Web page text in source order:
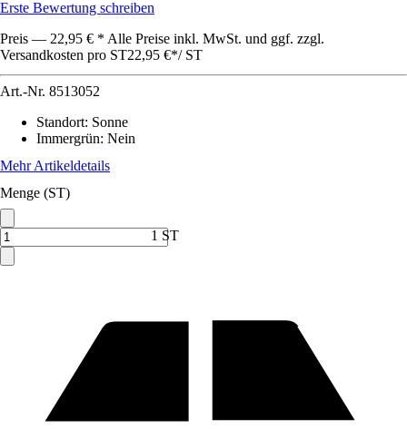
Erste Bewertung schreiben
Preis — 22,95 € * Alle Preise inkl. MwSt. und ggf. zzgl.
Versandkosten pro ST22,95 €*/ ST
Art.-Nr. 8513052
Standort: Sonne
Immergrün: Nein
Mehr Artikeldetails
Menge (ST)
1 ST